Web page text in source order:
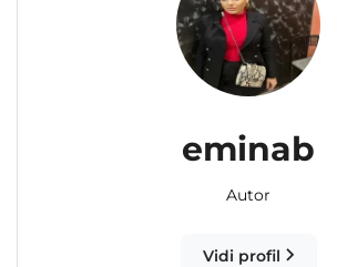
eminab
Autor
Vidi profil